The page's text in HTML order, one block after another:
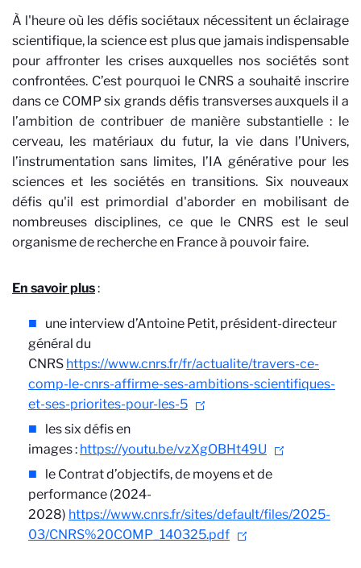
À l'heure où les défis sociétaux nécessitent un éclairage
scientifique, la science est plus que jamais indispensable
pour affronter les crises auxquelles nos sociétés sont
confrontées. C’est pourquoi le CNRS a souhaité inscrire
dans ce COMP six grands défis transverses auxquels il a
l’ambition de contribuer de manière substantielle : le
cerveau, les matériaux du futur, la vie dans l’Univers,
l’instrumentation sans limites, l’IA générative pour les
sciences et les sociétés en transitions. Six nouveaux
défis qu'il est primordial d'aborder en mobilisant de
nombreuses disciplines, ce que le CNRS est le seul
organisme de recherche en France à pouvoir faire.
En savoir plus:
une interview d’Antoine Petit, président-directeur
général du
CNRS https://www.cnrs.fr/fr/actualite/travers-ce-
comp-le-cnrs-affirme-ses-ambitions-scientifiques-
et-ses-priorites-pour-les-5
les six défis en
images : https://youtu.be/vzXgOBHt49U
le Contrat d’objectifs, de moyens et de
performance (2024-
2028) https://www.cnrs.fr/sites/default/files/2025-
03/CNRS%20COMP_140325.pdf